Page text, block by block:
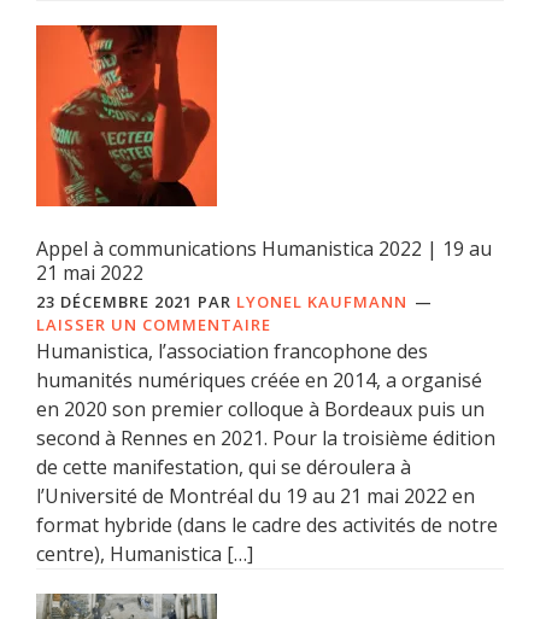
Appel à communications Humanistica 2022 | 19 au
21 mai 2022
23 DÉCEMBRE 2021 PAR LYONEL KAUFMANN
LAISSER UN COMMENTAIRE
Humanistica, l’association francophone des
humanités numériques créée en 2014, a organisé
en 2020 son premier colloque à Bordeaux puis un
second à Rennes en 2021. Pour la troisième édition
de cette manifestation, qui se déroulera à
l’Université de Montréal du 19 au 21 mai 2022 en
format hybride (dans le cadre des activités de notre
centre), Humanistica […]